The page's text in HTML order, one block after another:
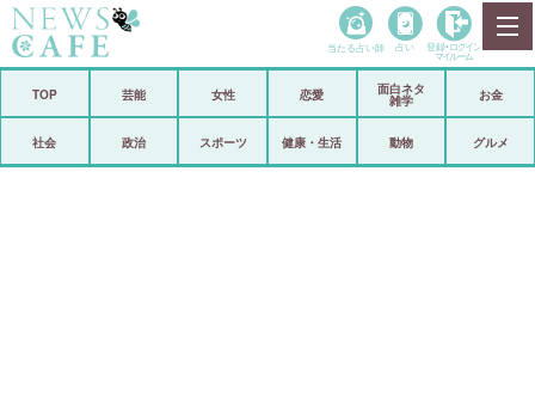
政治
当たる占い師 占い 登録• ログイン
マイルーム
TOP 芸能 女性 恋愛
面白ネタ
雑学
お金
社会 政治 スポーツ 健康・生活 動物 グルメ